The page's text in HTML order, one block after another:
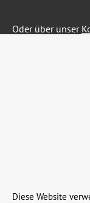
Oder über unser
Diese Website